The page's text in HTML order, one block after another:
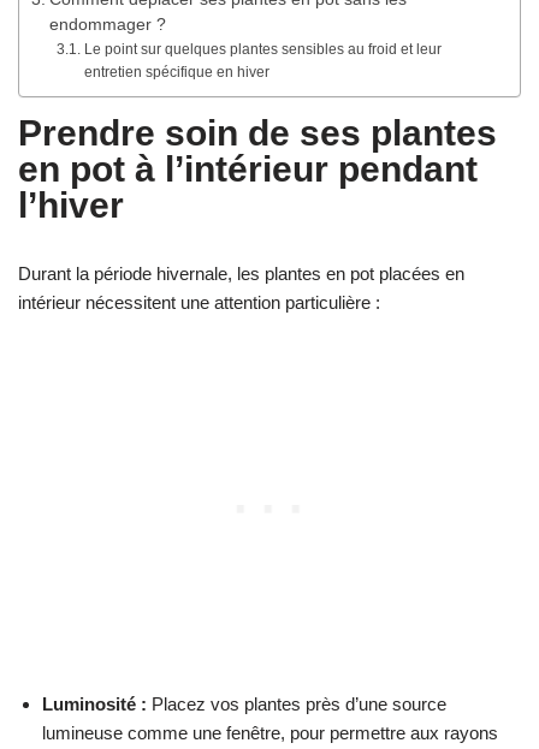
endommager ?
Le point sur quelques plantes sensibles au froid et leur
entretien spécifique en hiver
Prendre soin de ses plantes
en pot à l’intérieur pendant
l’hiver
Durant la période hivernale, les plantes en pot placées en
intérieur nécessitent une attention particulière :
Luminosité : Placez vos plantes près d’une source
lumineuse comme une fenêtre, pour permettre aux rayons